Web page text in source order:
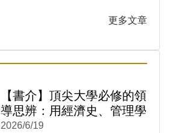
更多文章
【書介】頂尖大學必修的領
導思辨：用經濟史、管理學
與技術哲學看懂決策本質
2026/6/19